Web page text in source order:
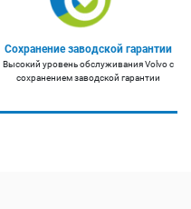
Сохранение заводской гарантии
Высокий уровень обслуживания Volvo с
сохранением заводской гарантии